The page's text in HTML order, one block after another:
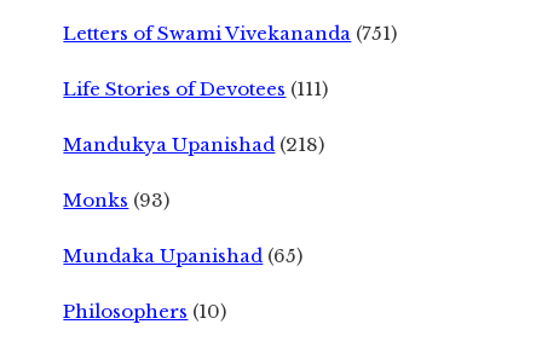
Letters of Swami Vivekananda (751)
Life Stories of Devotees (111)
Mandukya Upanishad (218)
Monks (93)
Mundaka Upanishad (65)
Philosophers (10)